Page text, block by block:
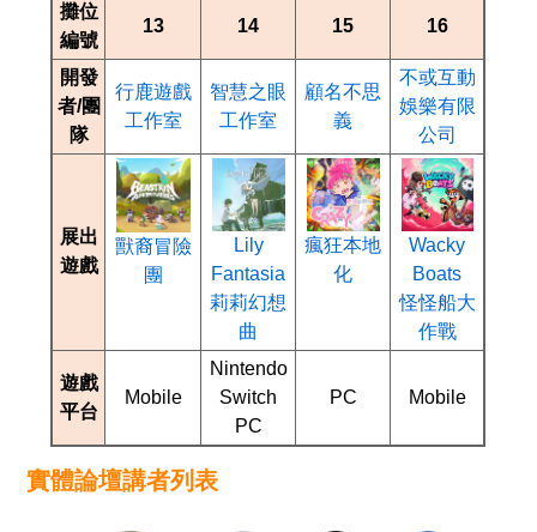
攤位
編號
13 14 15 16
開發
者/團
隊
行鹿遊戲
工作室
智慧之眼
工作室
顧名不思
義
不或互動
娛樂有限
公司
展出
遊戲
獸裔冒險
團
Lily
Fantasia
莉莉幻想
曲
瘋狂本地
化
Wacky
Boats
怪怪船大
作戰
遊戲
平台
Mobile
Nintendo
Switch
PC
PC Mobile
實體論壇講者列表